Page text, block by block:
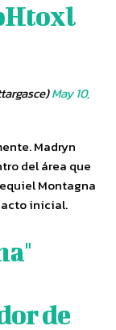
May 10,
Madryn
del área que
Montagna
inicial.
de